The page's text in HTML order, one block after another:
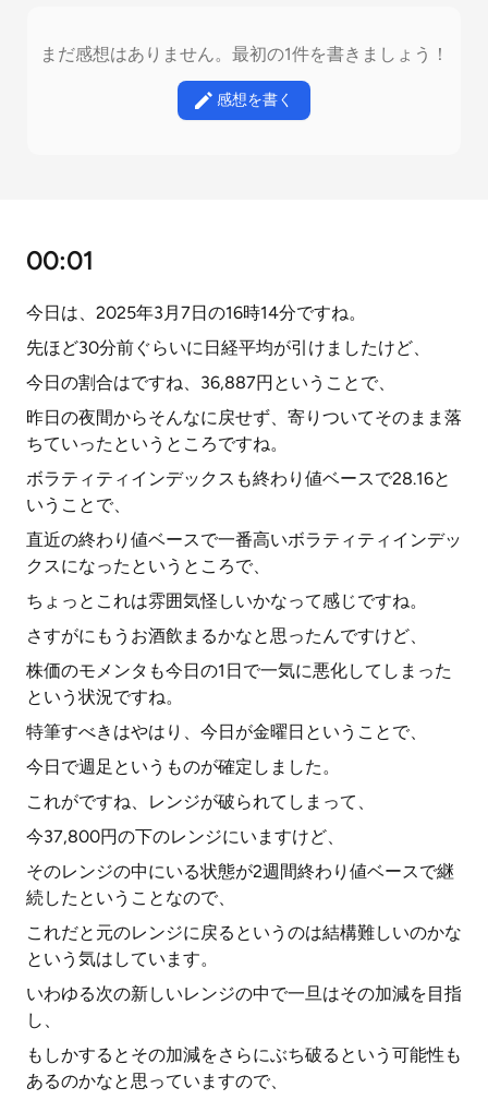
まだ感想はありません。最初の1件を書きましょう！
感想を書く
00:01
今日は、2025年3月7日の16時14分ですね。
先ほど30分前ぐらいに日経平均が引けましたけど、
今日の割合はですね、36,887円ということで、
昨日の夜間からそんなに戻せず、寄りついてそのまま落
ちていったというところですね。
ボラティティインデックスも終わり値ベースで28.16と
いうことで、
直近の終わり値ベースで一番高いボラティティインデッ
クスになったというところで、
ちょっとこれは雰囲気怪しいかなって感じですね。
さすがにもうお酒飲まるかなと思ったんですけど、
株価のモメンタも今日の1日で一気に悪化してしまった
という状況ですね。
特筆すべきはやはり、今日が金曜日ということで、
今日で週足というものが確定しました。
これがですね、レンジが破られてしまって、
今37,800円の下のレンジにいますけど、
そのレンジの中にいる状態が2週間終わり値ベースで継
続したということなので、
これだと元のレンジに戻るというのは結構難しいのかな
という気はしています。
いわゆる次の新しいレンジの中で一旦はその加減を目指
し、
もしかするとその加減をさらにぶち破るという可能性も
あるのかなと思っていますので、